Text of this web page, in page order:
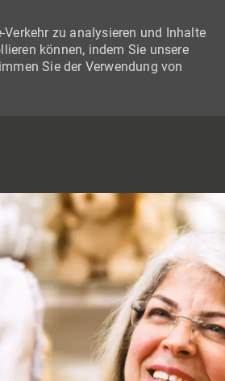
zu analysieren und Inhalte
können, indem Sie unsere
Sie der Verwendung von